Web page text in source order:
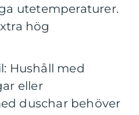
utetemperaturer.
hög
Hushåll med
eller
duschar behöver